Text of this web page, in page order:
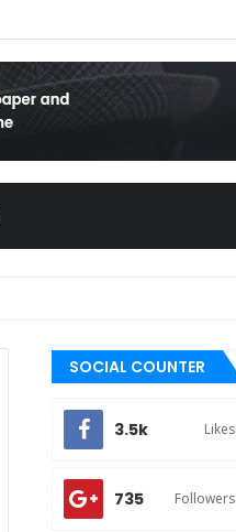
SOCIAL COUNTER
3.5k Likes
735 Followers